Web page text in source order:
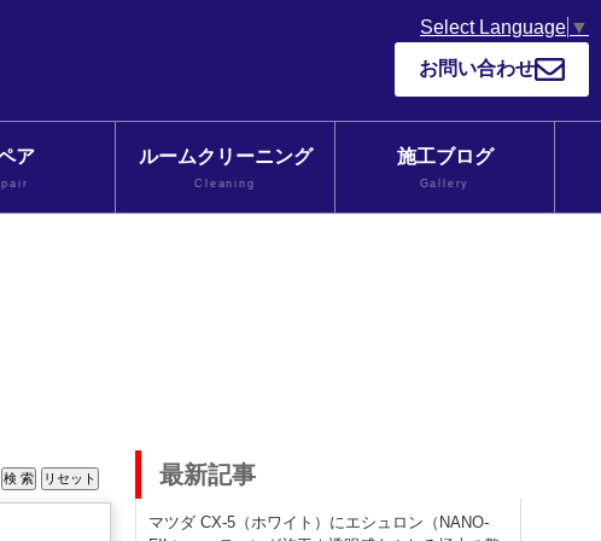
Select Language ▼
お問い合わせ
ア ルームクリーニング
Cleaning
施工ブログ
Gallery
最新記事
マツダ CX-5（ホワイト）にエシュロン（NANO-